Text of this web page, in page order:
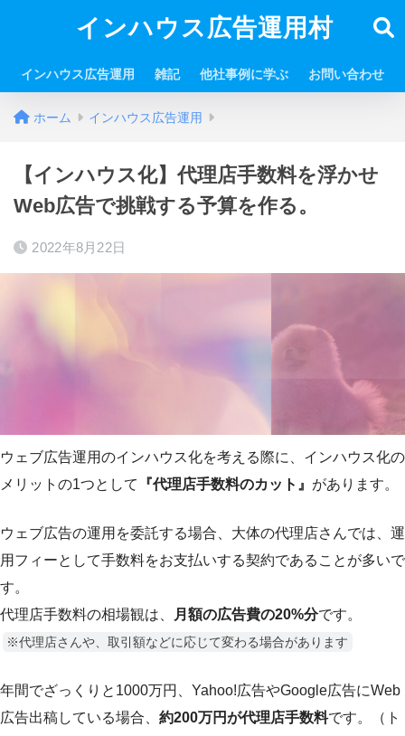
インハウス広告運用村
インハウス広告運用 雑記 他社事例に学ぶ お問い合わせ
ホーム インハウス広告運用
【インハウス化】代理店手数料を浮かせ
Web広告で挑戦する予算を作る。
2022年8月22日
ウェブ広告運用のインハウス化を考える際に、インハウス化の
メリットの1つとして
『代理店手数料のカット』 があります。
ウェブ広告の運用を委託する場合、大体の代理店さんでは、運
用フィーとして手数料をお支払いする契約であることが多いで
す。
代理店手数料の相場観は、
月額の広告費の20%分です。
※代理店さんや、取引額などに応じて変わる場合があります
年間でざっくりと1000万円、Yahoo!広告やGoogle広告にWeb
広告出稿している場合、 約200万円が代理店手数料です。（ト